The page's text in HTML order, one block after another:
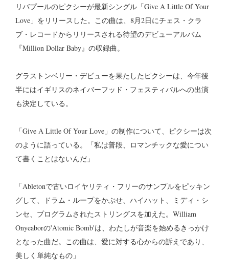
リバプールのピクシーが最新シングル「Give A Little Of Your
Love」をリリースした。この曲は、8月2日にチェス・クラ
ブ・レコードからリリースされる待望のデビューアルバム
『Million Dollar Baby』の収録曲。
グラストンベリー・デビューを果たしたピクシーは、今年後
半にはイギリスのネイバーフッド・フェスティバルへの出演
も決定している。
「Give A Little Of Your Love」の制作について、ピクシーは次
のように語っている。「私は普段、ロマンチックな愛につい
て書くことはないんだ」
「Abletonで古いロイヤリティ・フリーのサンプルをピッキン
グして、ドラム・ループをかぶせ、ハイハット、ミディ・シ
ンセ、プログラムされたストリングスを加えた。William
Onyeaborの'Atomic Bomb'は、わたしが音楽を始めるきっかけ
となった曲だ。この曲は、愛に対する心からの訴えであり、
美しく単純なもの」